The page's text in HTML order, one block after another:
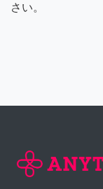
さい。